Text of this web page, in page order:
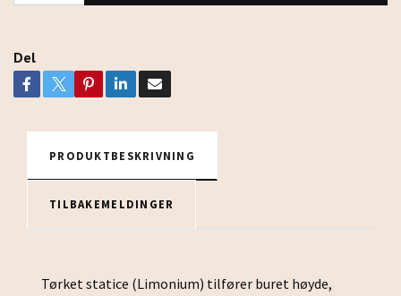
Del
PRODUKTBESKRIVNING
TILBAKEMELDINGER
Tørket statice (Limonium) tilfører buret høyde,